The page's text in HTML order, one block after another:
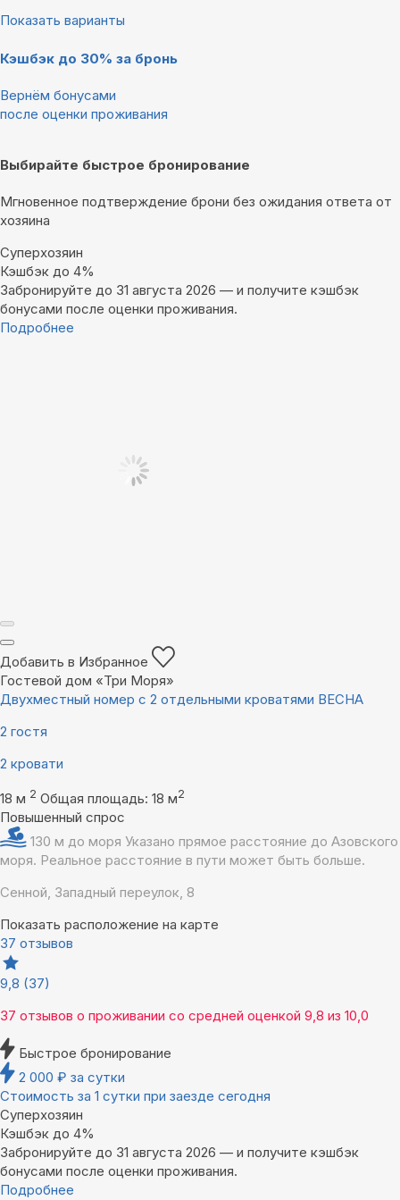
Показать варианты
Кэшбэк до 30% за бронь
Вернём бонусами
после оценки проживания
Выбирайте быстрое бронирование
Мгновенное подтверждение брони без ожидания ответа от
хозяина
Суперхозяин
Кэшбэк до 4%
Забронируйте до 31 августа 2026 — и получите кэшбэк
бонусами после оценки проживания.
Подробнее
Добавить в Избранное
Гостевой дом «Три Моря»
Двухместный номер с 2 отдельными кроватями ВЕСНА
2 гостя
2 кровати
18 м 2 Общая площадь: 18 м2
Повышенный спрос
130 м до моря Указано прямое расстояние до Азовского
моря. Реальное расстояние в пути может быть больше.
Сенной, Западный переулок, 8
Показать расположение на карте
37 отзывов
9,8 (37)
37 отзывов о проживании со средней оценкой 9,8 из 10,0
Быстрое бронирование
2 000 ₽ за сутки
Стоимость за 1 сутки при заезде сегодня
Суперхозяин
Кэшбэк до 4%
Забронируйте до 31 августа 2026 — и получите кэшбэк
бонусами после оценки проживания.
Подробнее